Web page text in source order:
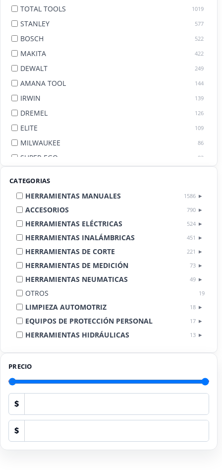
TOTAL TOOLS 1019
STANLEY 577
BOSCH 522
MAKITA 422
DEWALT 249
AMANA TOOL 144
IRWIN 139
DREMEL 126
ELITE 109
MILWAUKEE 86
SUPER EGO 82
CATEGORIAS
HERRAMIENTAS MANUALES 1586
ACCESORIOS 790
HERRAMIENTAS ELÉCTRICAS 524
HERRAMIENTAS INALÁMBRICAS 451
HERRAMIENTAS DE CORTE 221
HERRAMIENTAS DE MEDICIÓN 73
HERRAMIENTAS NEUMATICAS 49
OTROS 19
LIMPIEZA AUTOMOTRIZ 18
EQUIPOS DE PROTECCIÓN PERSONAL 17
HERRAMIENTAS HIDRÁULICAS 13
PRECIO
$
$